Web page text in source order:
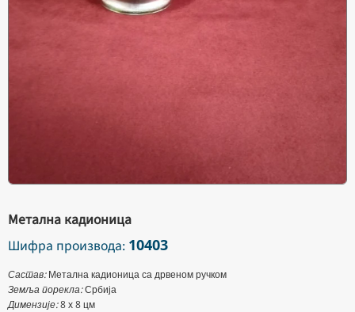
Метална кадионица
Шифра производа: 10403
Састав:Метална кадионица са дрвеном ручком
Земља порекла:Србија
Димензије:8 х 8 цм